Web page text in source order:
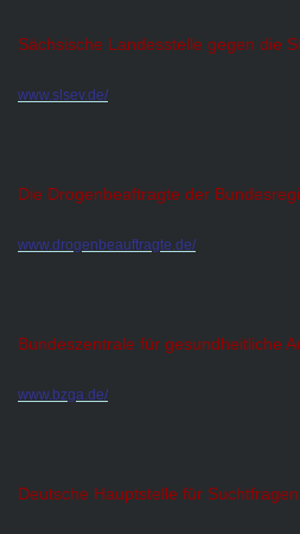
Sächsische Landesstelle gegen die
www.slsev.de/
Die Drogenbeaftragte der
www.drogenbeauftragte.de/
Bundeszentrale für gesundheitliche
www.bzga.de/
Deutsche Hauptstelle für